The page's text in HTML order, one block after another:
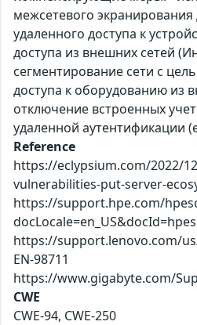
межсетевого
удаленного доступа к
доступа из внешних сетей
сегментирование сети с
доступа к оборудованию из
отключение встроенных
удаленной аутентификации
Reference
https://eclypsium.com/2022/
vulnerabilities-put-server-
https://support.hpe.com/
https://support.lenovo.com/
EN-98711
https://www.gigabyte.com/
CWE
CWE-94, CWE-250